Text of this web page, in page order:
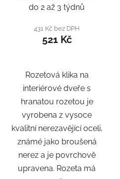
NEREZ
do 2 až 3 týdnů
431 Kč bez DPH
521 Kč
Rozetová klika na
interiérové ​​dveře s
hranatou rozetou je
vyrobena z vysoce
kvalitní nerezavějící oceli,
známé jako broušená
nerez a je povrchově
upravena. Rozeta má